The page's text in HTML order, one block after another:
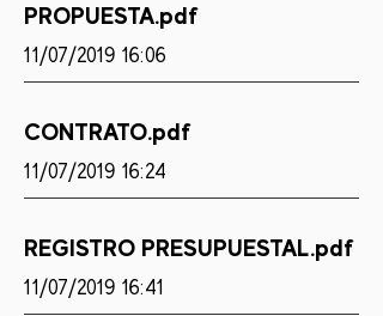
PROPUESTA.pdf
11/07/2019 16:06
CONTRATO.pdf
11/07/2019 16:24
REGISTRO PRESUPUESTAL.pdf
11/07/2019 16:41